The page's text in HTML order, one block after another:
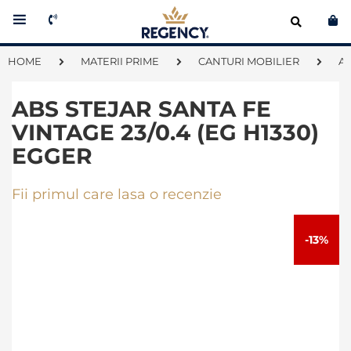
HOME MATERII PRIME CANTURI MOBILIER
-13%
ABS STEJAR SANTA FE
VINTAGE 23/0.4 (EG H1330)
EGGER
Fii primul care lasa o recenzie